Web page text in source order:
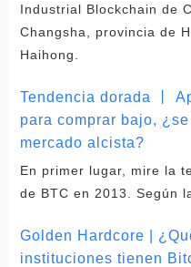
Industrial Blockchain de
Changsha, provincia de
Haihong.
Tendencia dorada 丨
para comprar bajo,
mercado alcista?
En primer lugar, mire la
de BTC en 2013. Según
Golden Hardcore |
instituciones tienen